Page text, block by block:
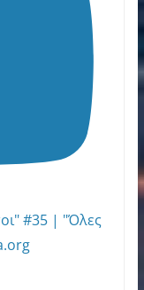
#35 | "Όλες